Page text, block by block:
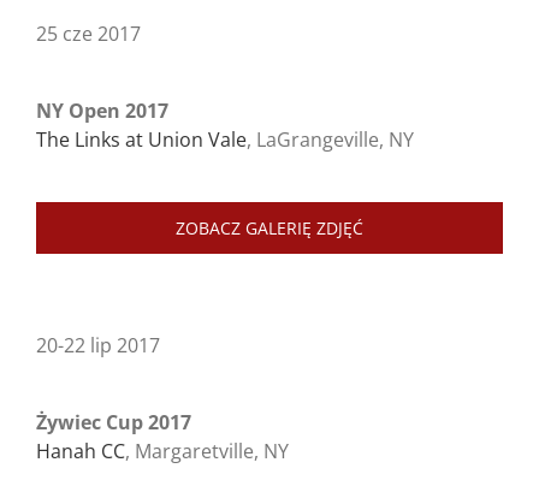
25 cze 2017
NY Open 2017
The Links at Union Vale, LaGrangeville, NY
ZOBACZ GALERIĘ ZDJĘĆ
20-22 lip 2017
Żywiec Cup 2017
Hanah CC, Margaretville, NY